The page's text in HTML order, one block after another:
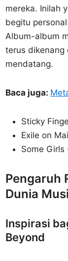
mereka. Inilah
begitu
Album-album
terus dikenang
mendatang.
Baca juga:
Sticky
Exile on
Some Girls
Pengaruh
Dunia
Inspirasi
Beyond